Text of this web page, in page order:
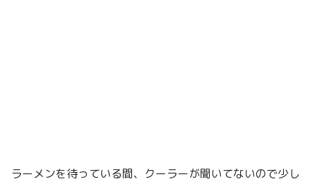
ラーメンを待っている間、クーラーが聞いてないので少し